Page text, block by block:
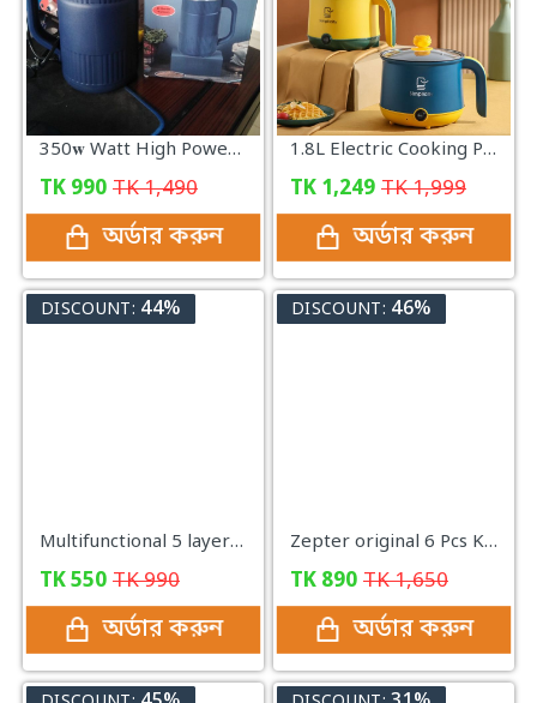
350𝐰 Watt High Power Grinder Machine ১০০% কার্যকরী প্রোডাক্ট
TK 990 TK1,490
অর্ডার করুন
1.8L Electric Cooking Pot Stainless Steel Mini Rice Cooker| 600Watt
TK 1,249 TK1,999
অর্ডার করুন
DISCOUNT: 44%
Multifunctional 5 layer Food Safety Cover
TK550 TK990
অর্ডার করুন
DISCOUNT: 46%
Zepter original 6 Pcs Knife Set
TK 890 TK1,650
অর্ডার করুন